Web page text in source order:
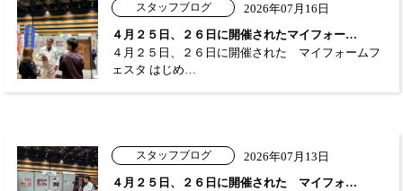
スタッフブログ
2026年07月16日
４月２５日、２６日に開催されたマイフォー…
４月２５日、２６日に開催された マイフォームフ
ェスタ はじめ…
スタッフブログ
2026年07月13日
４月２５日、２６日に開催された マイフォ…